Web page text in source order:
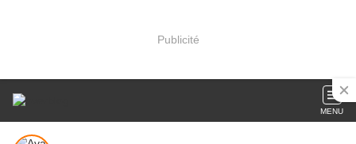
Publicité
MENU